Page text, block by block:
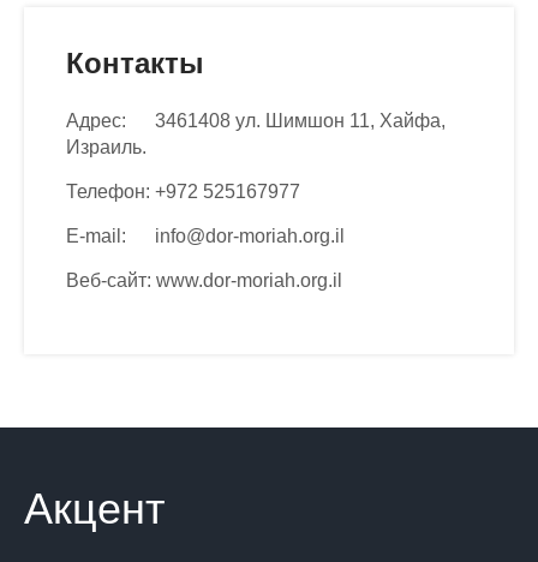
Контакты
Адрес:
3461408 ул. Шимшон 11, Хайфа,
Израиль.
Телефон: +972 525167977
E-mail: info@dor-moriah.org.il
Веб-сайт: www.dor-moriah.org.il
Акцент